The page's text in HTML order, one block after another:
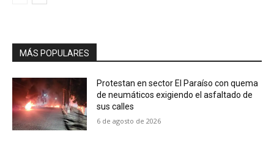
MÁS POPULARES
Protestan en sector El Paraíso con quema
de neumáticos exigiendo el asfaltado de
sus calles
6 de agosto de 2026